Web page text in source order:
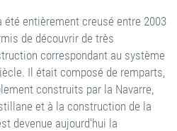
été entièrement creusé entre 2003
de découvrir de très
correspondant au système
Il était composé de remparts,
construits par la Navarre,
et à la construction de la
devenue aujourd'hui la